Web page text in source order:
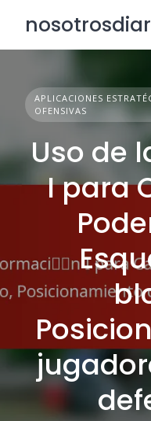
content
APLICACIONES
OFENSIVAS
Uso de
I para